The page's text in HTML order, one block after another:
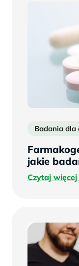
Badania dla
jakie
Czytaj więcej